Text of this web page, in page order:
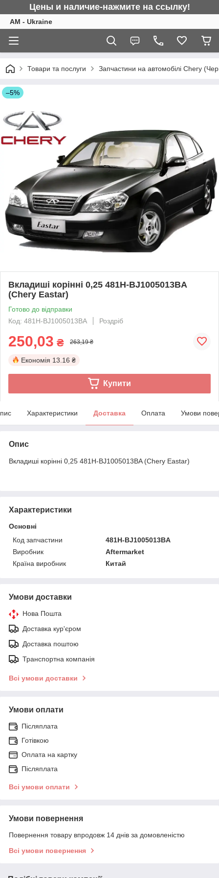
Цены и наличие-нажмите на ссылку!
AM - Ukraine
Товари та послуги Запчастини на автомобілі Chery
–5%
Вкладиші корінні 0,25 481H-BJ1005013BA
(Chery Eastar)
Готово до відправки
Код: 481H-BJ1005013BA
Роздріб
250,03 ₴ 263,19 ₴
Економія 13.16 ₴
Купити
Характеристики Доставка Оплата Умови
Опис
Вкладиші корінні 0,25 481H-BJ1005013BA (Chery Eastar)
Характеристики
Основні
Код запчастини
481H-BJ1005013BA
Виробник
Aftermarket
Країна виробник
Китай
Умови доставки
Нова Пошта
Доставка кур'єром
Доставка поштою
Транспортна компанія
Всі умови доставки
Умови оплати
Післяплата
Готівкою
Оплата на картку
Післяплата
Всі умови оплати
Умови повернення
Повернення товару впродовж 14 днів за домовленістю
Всі умови повернення